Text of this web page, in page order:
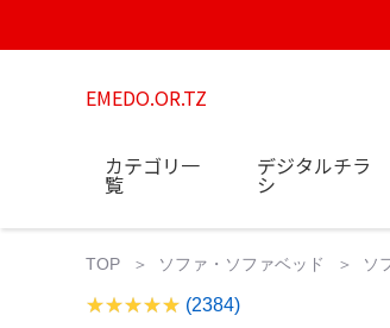
EMEDO.OR.TZ
カテゴリ一
覧
デジタルチラ
シ
TOP ソファ・ソファベッド ソ
(2384)